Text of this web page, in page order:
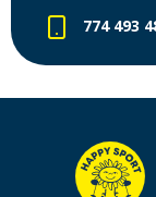
774 493